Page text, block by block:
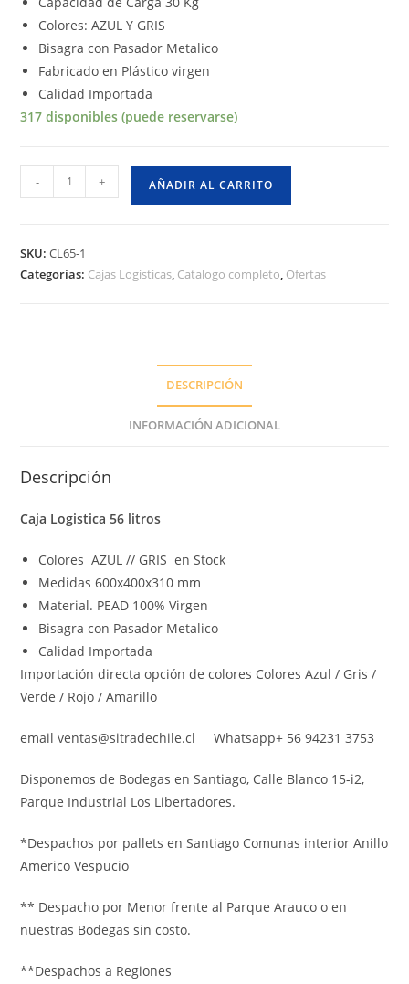
Colores: AZUL Y GRIS
Bisagra con Pasador Metalico
Fabricado en Plástico virgen
Calidad Importada
317 disponibles (puede reservarse)
Logistica
Sitrade
- + AÑADIR AL CARRITO
SKU:CL65-1
Categorías: Cajas Logisticas, Catalogo completo, Ofertas
DESCRIPCIÓN
INFORMACIÓN ADICIONAL
Descripción
Caja Logistica 56 litros
Colores AZUL // GRIS en Stock
Medidas 600x400x310 mm
Material. PEAD 100% Virgen
Bisagra con Pasador Metalico
Calidad Importada
Importación directa opción de colores Colores Azul / Gris /
Verde / Rojo / Amarillo
email ventas@sitradechile.cl Whatsapp+ 56 94231 3753
Disponemos de Bodegas en Santiago, Calle Blanco 15-i2,
Parque Industrial Los Libertadores.
*Despachos por pallets en Santiago Comunas interior Anillo
Americo Vespucio
** Despacho por Menor frente al Parque Arauco o en
nuestras Bodegas sin costo.
**Despachos a Regiones